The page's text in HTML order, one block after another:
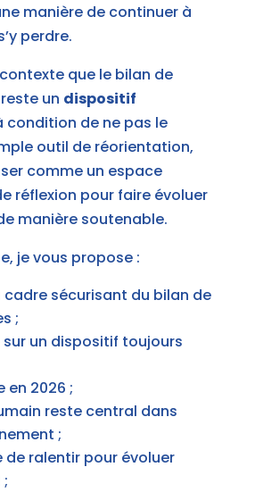
manière de continuer à
perdre.
que le bilan de
un dispositif
condition de ne pas le
outil de réorientation,
comme un espace
réflexion pour faire évoluer
manière soutenable.
je vous propose :
cadre sécurisant du bilan de
;
un dispositif toujours
en 2026 ;
reste central dans
;
de ralentir pour évoluer